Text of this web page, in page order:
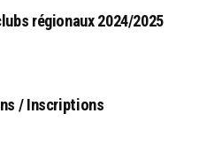
régionaux 2024/2025
/ Inscriptions